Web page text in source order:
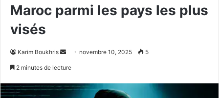
Maroc parmi les pays les plus
visés
Karim Boukhris
Envoyernovembre 10, 2025 5
2 minutes de lecture